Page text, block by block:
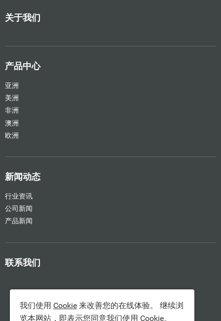
关于我们
产品中心
亚洲
美洲
非洲
澳洲
欧洲
新闻动态
行业资讯
公司新闻
产品新闻
联系我们
我们使用 Cookie 来改善您的在线体验。 继续浏
览本网站，即表示您同意我们使用 Cookie。